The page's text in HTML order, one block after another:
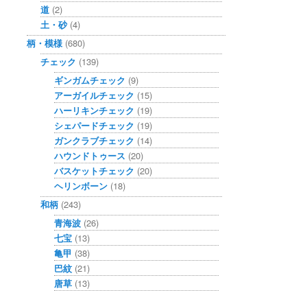
道 (2)
土・砂(4)
柄・模様 (680)
チェック (139)
ギンガムチェック (9)
アーガイルチェック (15)
ハーリキンチェック (19)
シェパードチェック (19)
ガンクラブチェック (14)
ハウンドトゥース (20)
バスケットチェック (20)
ヘリンボーン (18)
和柄 (243)
青海波 (26)
七宝 (13)
亀甲 (38)
巴紋 (21)
唐草 (13)